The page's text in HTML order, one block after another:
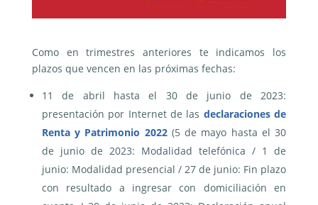
Como en trimestres anteriores te indicamos los
plazos que vencen en las próximas fechas:
11 de abril hasta el 30 de junio de 2023:
presentación por Internet de las declaraciones de
Renta y Patrimonio 2022(5 de mayo hasta el 30
de junio de 2023: Modalidad telefónica / 1 de
junio: Modalidad presencial / 27 de junio: Fin plazo
con resultado a ingresar con domiciliación en